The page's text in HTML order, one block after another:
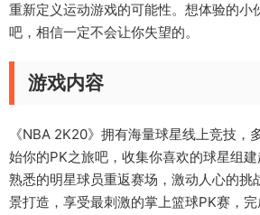
重新定义运动游戏的可能性。想体验的小
吧，相信一定不会让你失望的。
游戏内容
《NBA 2K20》拥有海量球星线上竞技，
始你的PK之旅吧，收集你喜欢的球星组
熟悉的明星球员重返赛场，激动人心的挑
景打造，享受最刺激的掌上篮球PK赛，